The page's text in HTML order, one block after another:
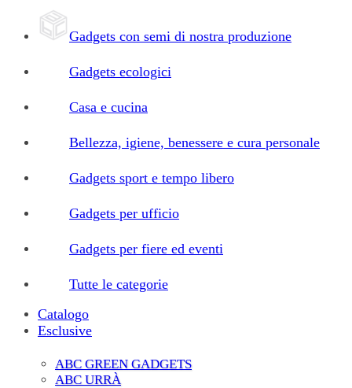
Gadgets con semi di nostra produzione
Gadgets ecologici
Casa e cucina
Bellezza, igiene, benessere e cura personale
Gadgets sport e tempo libero
Gadgets per ufficio
Gadgets per fiere ed eventi
Tutte le categorie
Catalogo
Esclusive
ABC GREEN GADGETS
ABC URRÀ